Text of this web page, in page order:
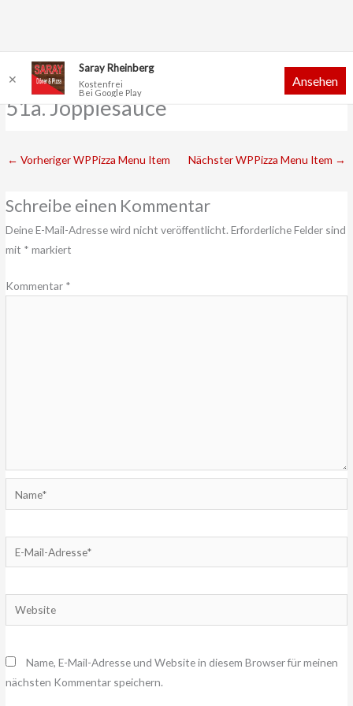
Inhalt
51a. Joppiesauce
← Vorheriger WPPizza Menu Item Nächster WPPizza Menu Item →
Schreibe einen Kommentar
Deine E-Mail-Adresse wird nicht veröffentlicht. Erforderliche Felder sind
mit * markiert
Kommentar *
Mail-
Website
Name, E-Mail-Adresse und Website in diesem Browser für meinen
nächsten Kommentar speichern.
✕
Saray Rheinberg
Kostenfrei
Bei Google Play
Ansehen